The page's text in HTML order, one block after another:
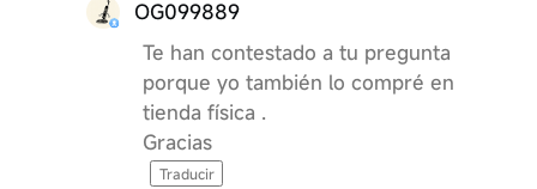
OG099889
Te han contestado a tu pregunta
porque yo también lo compré en
tienda física .
Gracias
Traducir